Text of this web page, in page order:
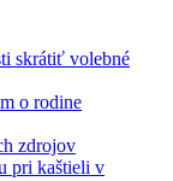
skrátiť volebné
o rodine
zdrojov
pri kaštieli v